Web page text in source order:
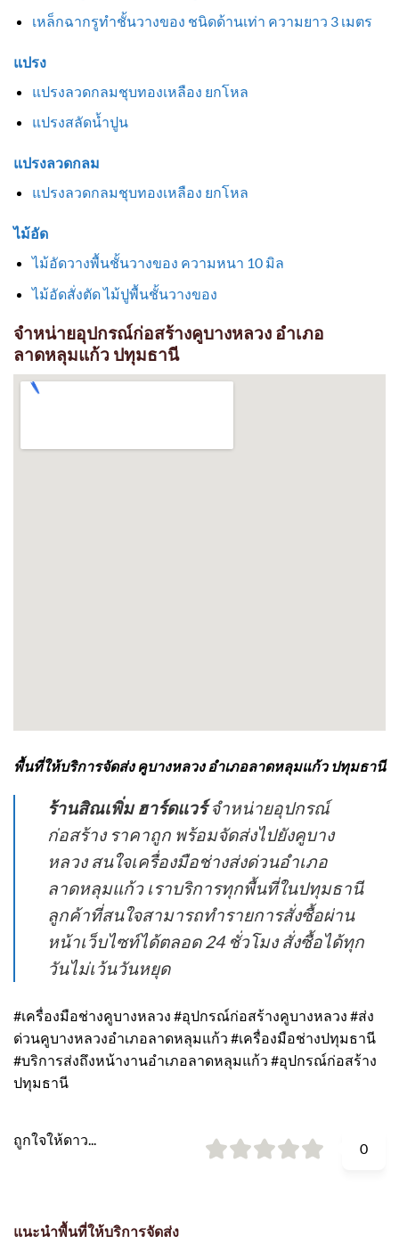
เหล็กฉากรูทำชั้นวางของ ชนิดด้านเท่า ความยาว 3 เมตร
แปรง
แปรงลวดกลมชุบทองเหลือง ยกโหล
แปรงสลัดน้ำปูน
แปรงลวดกลม
แปรงลวดกลมชุบทองเหลือง ยกโหล
ไม้อัด
ไม้อัดวางพื้นชั้นวางของ ความหนา 10 มิล
ไม้อัดสั่งตัด ไม้ปูพื้นชั้นวางของ
จำหน่ายอุปกรณ์ก่อสร้างคูบางหลวง อำเภอ
ลาดหลุมแก้ว ปทุมธานี
พื้นที่ให้บริการจัดส่ง คูบางหลวง อำเภอลาดหลุมแก้ว ปทุมธานี
ร้านสิณเพิ่ม ฮาร์ดแวร์จำหน่ายอุปกรณ์
ก่อสร้าง ราคาถูก พร้อมจัดส่งไปยังคูบาง
หลวง สนใจเครื่องมือช่างส่งด่วนอำเภอ
ลาดหลุมแก้ว เราบริการทุกพื้นที่ในปทุมธานี
ลูกค้าที่สนใจสามารถทำรายการสั่งซื้อผ่าน
หน้าเว็บไซท์ได้ตลอด 24 ชั่วโมง สั่งซื้อได้ทุก
วันไม่เว้นวันหยุด
#เครื่องมือช่างคูบางหลวง #อุปกรณ์ก่อสร้างคูบางหลวง #ส่ง
ด่วนคูบางหลวงอำเภอลาดหลุมแก้ว #เครื่องมือช่างปทุมธานี
#บริการส่งถึงหน้างานอำเภอลาดหลุมแก้ว #อุปกรณ์ก่อสร้าง
ปทุมธานี
ถูกใจให้ดาว...
0
แนะนำพื้นที่ให้บริการจัดส่ง